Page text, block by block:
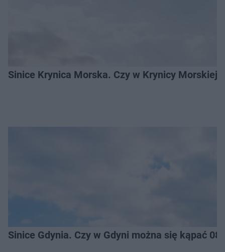
Sinice Krynica Morska. Czy w Krynicy Morskiej
Sinice Gdynia. Czy w Gdyni można się kąpać